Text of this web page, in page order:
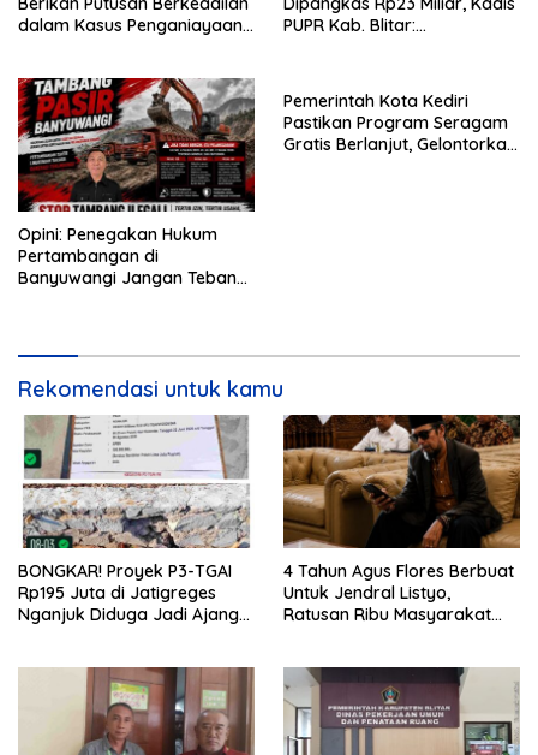
dalam Kasus Penganiayaan
PUPR Kab. Blitar:
Opini: Penegakan Hukum
Pertambangan di
Banyuwangi Jangan Tebang
Pemerintah Kota Kediri
Pastikan Program Seragam
Gratis Berlanjut, Gelontorkan
Rekomendasi untuk kamu
BONGKAR! Proyek P3-TGAI
Rp195 Juta di Jatigreges
Nganjuk Diduga Jadi Ajang
4 Tahun Agus Flores Berbuat
Untuk Jendral Listyo,
Ratusan Ribu Masyarakat